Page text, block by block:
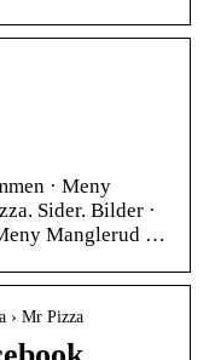
· Meny
Sider. Bilder ·
Manglerud …
› Mr Pizza